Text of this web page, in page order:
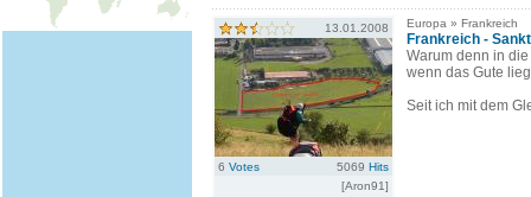
13.01.2008
6 Votes 5069 Hits
[Aron91]
Europa » Frankreich
Frankreich -
Warum denn in
wenn das Gute
Seit ich mit dem